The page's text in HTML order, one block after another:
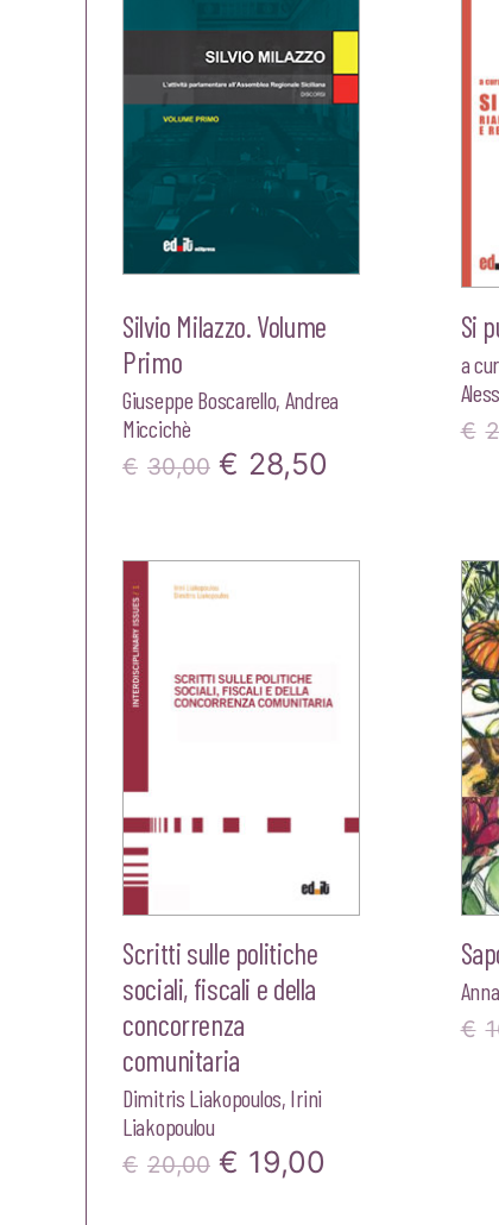
Silvio Milazzo. Volume
Primo
Giuseppe Boscarello, Andrea
Miccichè
€ 30,00 Il
originale
era:
€ 28,50
attuale
Si
a
€
Scritti sulle politiche
sociali, fiscali e della
concorrenza
comunitaria
Dimitris Liakopoulos, Irini
Liakopoulou
€ 20,00 Il
€ 19,00
€